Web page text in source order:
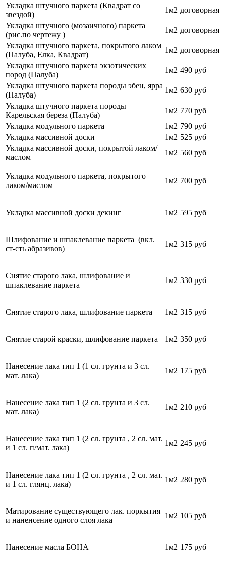
Укладка штучного паркета (Квадрат со
звездой)
1м2 договорная
Укладка штучного (мозаичного) паркета
(рис.по чертежу )
1м2 договорная
Укладка штучного паркета, покрытого лаком
(Палуба, Елка, Квадрат)
1м2 договорная
Укладка штучного паркета экзотических
пород (Палуба)
1м2 490 руб
Укладка штучного паркета породы эбен, ярра
(Палуба)
1м2 630 руб
Укладка штучного паркета породы
Карельская береза (Палуба)
1м2 770 руб
Укладка модульного паркета
1м2 790 руб
Укладка массивной доски
1м2 525 руб
Укладка массивной доски, покрытой лаком/
маслом
1м2 560 руб
Укладка модульного паркета, покрытого
лаком/маслом
1м2 700 руб
Укладка массивной доски декинг 1м2 595 руб
Шлифование и шпаклевание паркета (вкл.
ст-сть абразивов)
1м2 315 руб
Снятие старого лака, шлифование и
шпаклевание паркета
1м2 330 руб
Снятие старого лака, шлифование паркета 1м2 315 руб
Снятие старой краски, шлифование паркета 1м2 350 руб
Нанесение лака тип 1 (1 сл. грунта и 3 сл.
мат. лака)
1м2 175 руб
Нанесение лака тип 1 (2 сл. грунта и 3 сл.
мат. лака)
1м2 210 руб
Нанесение лака тип 1 (2 сл. грунта , 2 сл. мат.
и 1 сл. п/мат. лака)
1м2 245 руб
Нанесение лака тип 1 (2 сл. грунта , 2 сл. мат.
и 1 сл. глянц. лака)
1м2 280 руб
Матирование существующего лак. поркытия
и наненсение одного слоя лака
1м2 105 руб
Нанесение масла БОНА 1м2 175 руб